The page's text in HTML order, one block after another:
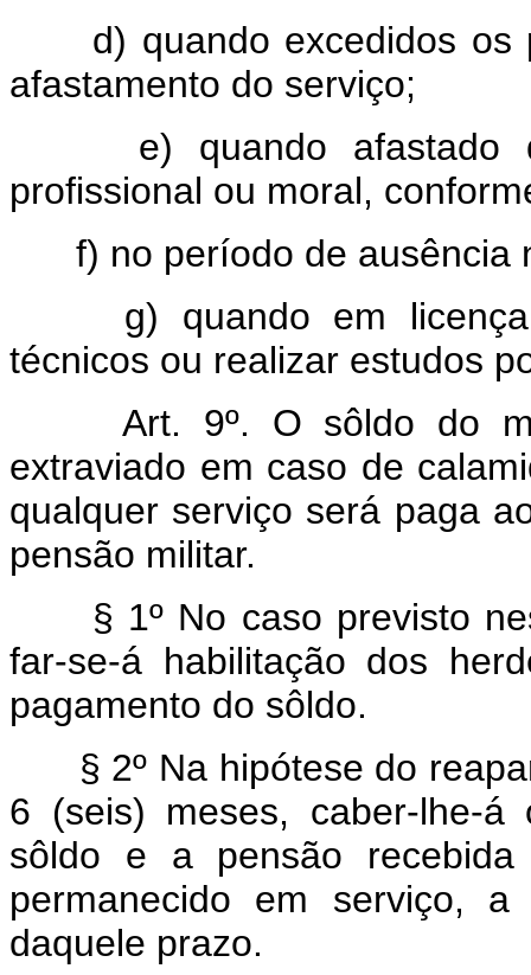
d) quando excedidos os
afastamento do serviço;
e) quando afastado
profissional ou moral,
f) no período de ausência
g) quando em licença
técnicos ou realizar estudos
Art. 9º. O sôldo do
extraviado em caso de
qualquer serviço será paga
pensão militar.
§ 1º No caso previsto
far-se-á habilitação dos
pagamento do sôldo.
§ 2º Na hipótese do
6 (seis) meses, caber-lhe-
sôldo e a pensão
permanecido em serviço,
daquele prazo.